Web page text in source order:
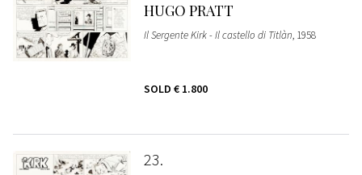
HUGO PRATT
Il Sergente Kirk - Il castello di Titlàn, 1958
SOLD € 1.800
23